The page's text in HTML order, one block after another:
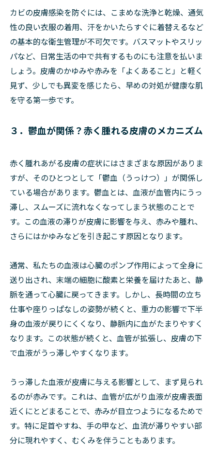
カビの皮膚感染を防ぐには、こまめな洗浄と乾燥、通気
性の良い衣服の着用、汗をかいたらすぐに着替えるなど
の基本的な衛生管理が不可欠です。バスマットやスリッ
パなど、日常生活の中で共有するものにも注意を払いま
しょう。皮膚のかゆみや赤みを「よくあること」と軽く
見ず、少しでも異変を感じたら、早めの対処が健康な肌
を守る第一歩です。
３．鬱血が関係？赤く腫れる皮膚のメカニズム
赤く腫れあがる皮膚の症状にはさまざまな原因がありま
すが、そのひとつとして「鬱血（うっけつ）」が関係し
ている場合があります。鬱血とは、血液が血管内にうっ
滞し、スムーズに流れなくなってしまう状態のことで
す。この血液の滞りが皮膚に影響を与え、赤みや腫れ、
さらにはかゆみなどを引き起こす原因となります。
通常、私たちの血液は心臓のポンプ作用によって全身に
送り出され、末端の細胞に酸素と栄養を届けたあと、静
脈を通って心臓に戻ってきます。しかし、長時間の立ち
仕事や座りっぱなしの姿勢が続くと、重力の影響で下半
身の血液が戻りにくくなり、静脈内に血がたまりやすく
なります。この状態が続くと、血管が拡張し、皮膚の下
で血液がうっ滞しやすくなります。
うっ滞した血液が皮膚に与える影響として、まず見られ
るのが赤みです。これは、血管が広がり血液が皮膚表面
近くにとどまることで、赤みが目立つようになるためで
す。特に足首やすね、手の甲など、血流が滞りやすい部
分に現れやすく、むくみを伴うこともあります。